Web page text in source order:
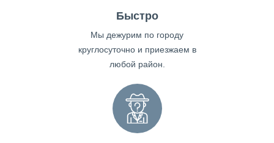
Быстро
Мы дежурим по городу
круглосуточно и приезжаем в
любой район.